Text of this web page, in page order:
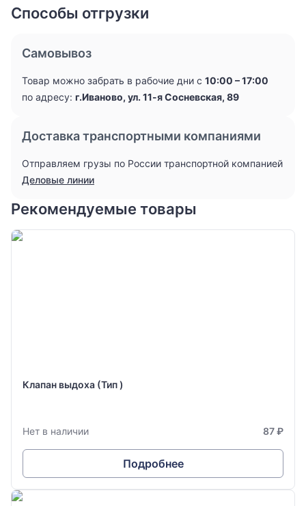
Способы отгрузки
Самовывоз
Товар можно забрать в рабочие дни с 10:00 – 17:00
по адресу: г.Иваново, ул. 11-я Сосневская, 89
Доставка транспортными компаниями
Отправляем грузы по России транспортной компанией
Деловые линии
Рекомендуемые товары
Клапан выдоха (Тип )
Нет в наличии 87 ₽
Подробнее